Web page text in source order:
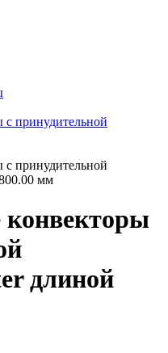
принудительной
принудительной
мм
длиной